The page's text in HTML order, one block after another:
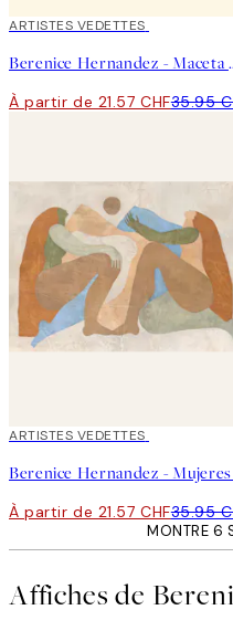
40%*
ARTISTES VEDETTES
Berenice
À partir de 21.57 CHF35.95
40%*
ARTISTES VEDETTES
À partir de 21.57 CHF35.95
MONTRE 6
Affiches de